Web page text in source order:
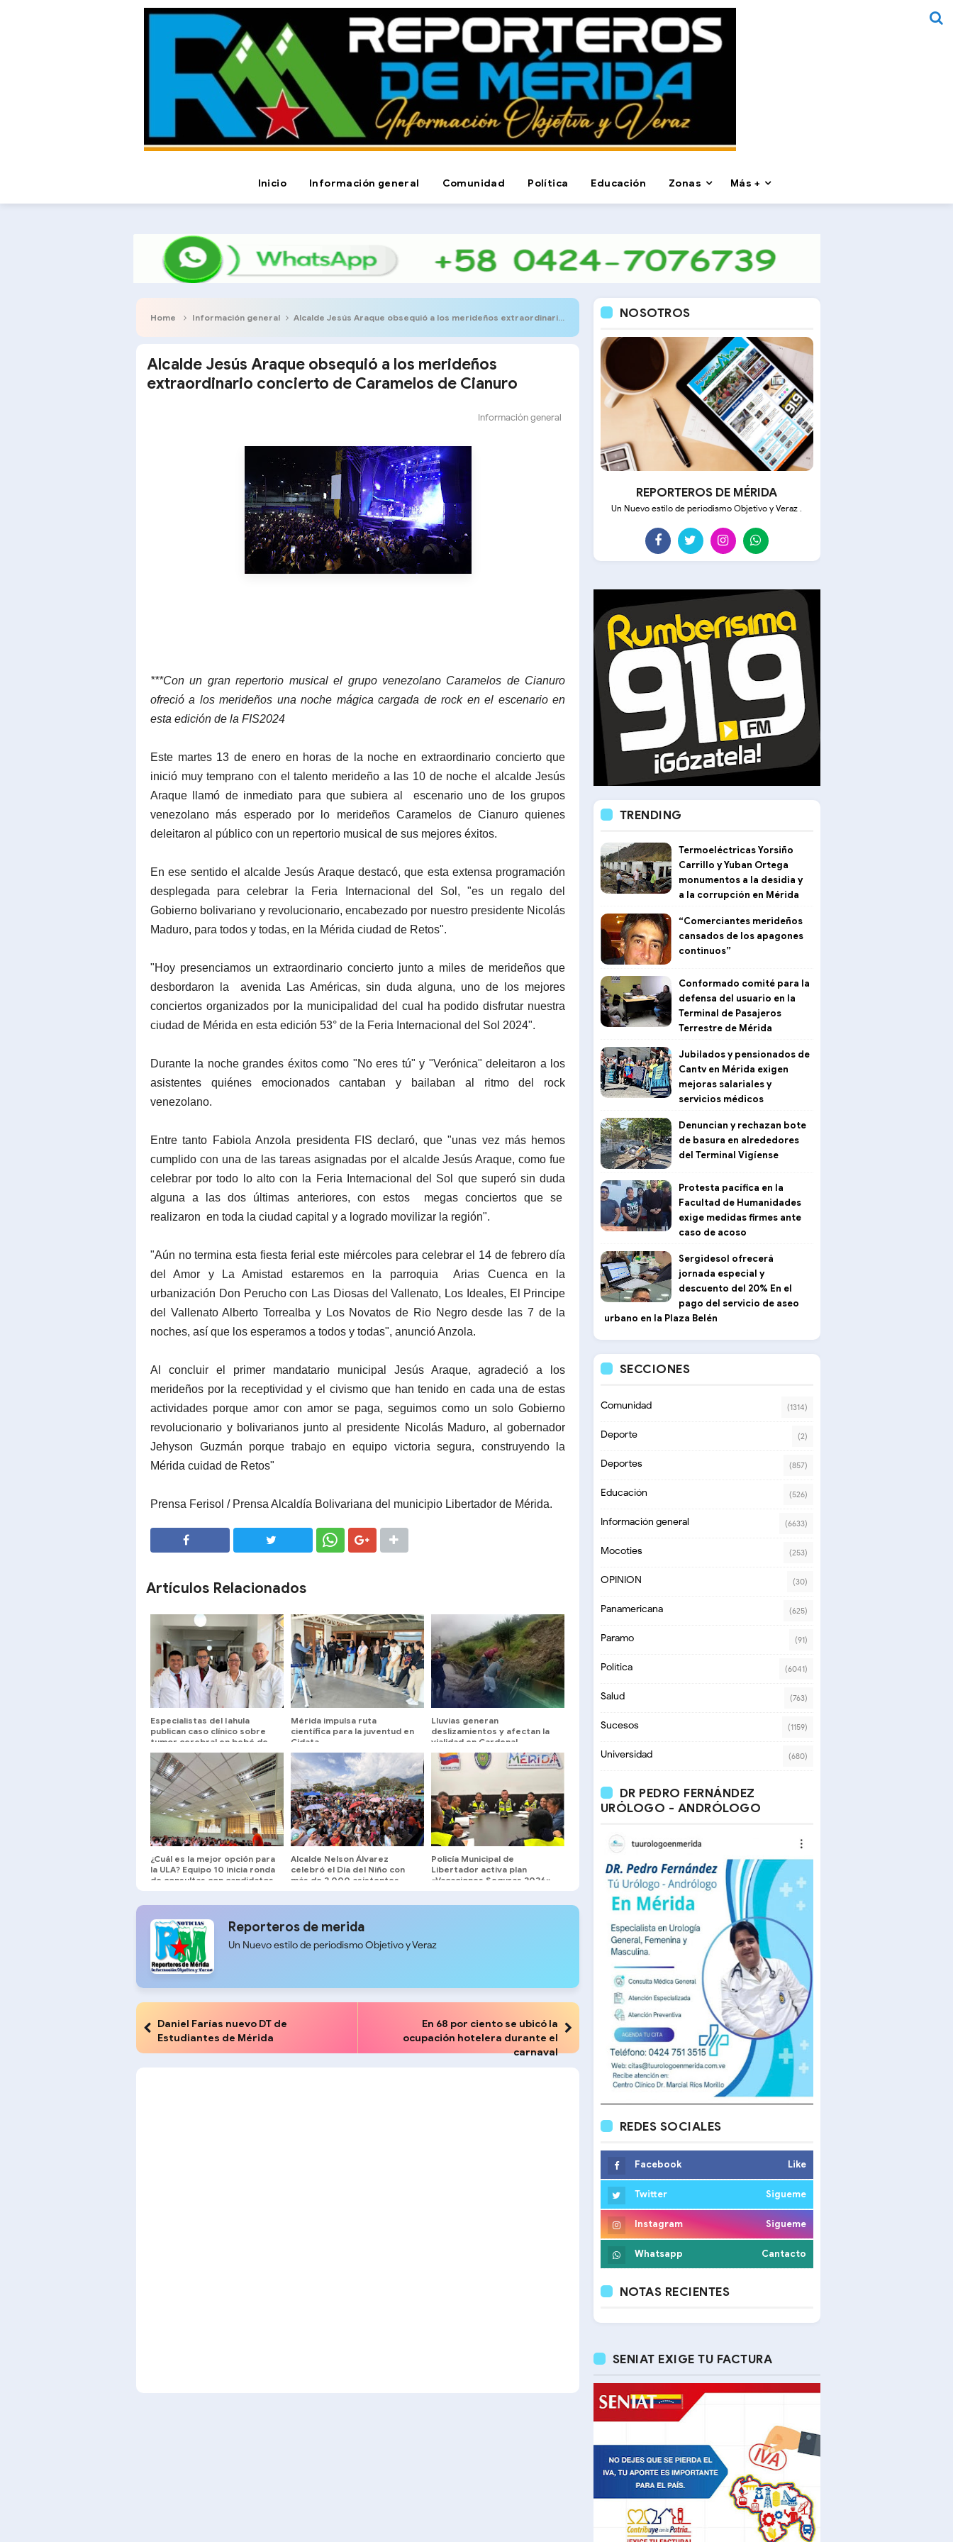
Inicio Información general Comunidad Política Educación Zonas Más +
Home Información general Alcalde Jesús Araque obsequió a los merideños extraordinario concierto de Caramelos de Cianuro
Alcalde Jesús Araque obsequió a los merideños
extraordinario concierto de Caramelos de Cianuro
Información general
***Con un gran repertorio musical el grupo venezolano Caramelos de Cianuro
ofreció a los merideños una noche mágica cargada de rock en el escenario en
esta edición de la FIS2024
Este martes 13 de enero en horas de la noche en extraordinario concierto que
inició muy temprano con el talento merideño a las 10 de noche el alcalde Jesús
Araque llamó de inmediato para que subiera al escenario uno de los grupos
venezolano más esperado por lo merideños Caramelos de Cianuro quienes
deleitaron al público con un repertorio musical de sus mejores éxitos.
En ese sentido el alcalde Jesús Araque destacó, que esta extensa programación
desplegada para celebrar la Feria Internacional del Sol, "es un regalo del
Gobierno bolivariano y revolucionario, encabezado por nuestro presidente Nicolás
Maduro, para todos y todas, en la Mérida ciudad de Retos".
"Hoy presenciamos un extraordinario concierto junto a miles de merideños que
desbordaron la avenida Las Américas, sin duda alguna, uno de los mejores
conciertos organizados por la municipalidad del cual ha podido disfrutar nuestra
ciudad de Mérida en esta edición 53° de la Feria Internacional del Sol 2024".
Durante la noche grandes éxitos como "No eres tú" y "Verónica" deleitaron a los
asistentes quiénes emocionados cantaban y bailaban al ritmo del rock
venezolano.
Entre tanto Fabiola Anzola presidenta FIS declaró, que "unas vez más hemos
cumplido con una de las tareas asignadas por el alcalde Jesús Araque, como fue
celebrar por todo lo alto con la Feria Internacional del Sol que superó sin duda
alguna a las dos últimas anteriores, con estos megas conciertos que se
realizaron en toda la ciudad capital y a logrado movilizar la región".
"Aún no termina esta fiesta ferial este miércoles para celebrar el 14 de febrero día
del Amor y La Amistad estaremos en la parroquia Arias Cuenca en la
urbanización Don Perucho con Las Diosas del Vallenato, Los Ideales, El Principe
del Vallenato Alberto Torrealba y Los Novatos de Rio Negro desde las 7 de la
noches, así que los esperamos a todos y todas", anunció Anzola.
Al concluir el primer mandatario municipal Jesús Araque, agradeció a los
merideños por la receptividad y el civismo que han tenido en cada una de estas
actividades porque amor con amor se paga, seguimos como un solo Gobierno
revolucionario y bolivarianos junto al presidente Nicolás Maduro, al gobernador
Jehyson Guzmán porque trabajo en equipo victoria segura, construyendo la
Mérida cuidad de Retos"
Prensa Ferisol / Prensa Alcaldía Bolivariana del municipio Libertador de Mérida.
Artículos Relacionados
Especialistas del Iahula
publican caso clínico sobre
tumor cerebral en bebé de
cuatro meses
Mérida impulsa ruta
científica para la juventud en
Cidata
Lluvias generan
deslizamientos y afectan la
vialidad en Cardenal
Quintero
¿Cuál es la mejor opción para
la ULA? Equipo 10 inicia ronda
de consultas con candidatos
Alcalde Nelson Álvarez
celebró el Día del Niño con
más de 2.000 asistentes
Policía Municipal de
Libertador activa plan
«Vacaciones Seguras 2026»
Reporteros de merida
Un Nuevo estilo de periodismo Objetivo y Veraz
Daniel Farías nuevo DT de
Estudiantes de Mérida
En 68 por ciento se ubicó la
ocupación hotelera durante el
carnaval
NOSOTROS
REPORTEROS DE MÉRIDA
Un Nuevo estilo de periodismo Objetivo y Veraz .
TRENDING
Termoeléctricas Yorsiño
Carrillo y Yuban Ortega
monumentos a la desidia y
a la corrupción en Mérida
“Comerciantes merideños
cansados de los apagones
continuos”
Conformado comité para la
defensa del usuario en la
Terminal de Pasajeros
Terrestre de Mérida
Jubilados y pensionados de
Cantv en Mérida exigen
mejoras salariales y
servicios médicos
Denuncian y rechazan bote
de basura en alrededores
del Terminal Vigíense
Protesta pacífica en la
Facultad de Humanidades
exige medidas firmes ante
caso de acoso
Sergidesol ofrecerá
jornada especial y
descuento del 20% En el
pago del servicio de aseo
urbano en la Plaza Belén
SECCIONES
Comunidad (1314)
Deporte (2)
Deportes (857)
Educación (526)
Información general (6633)
Mocoties (253)
OPINION (30)
Panamericana (625)
Paramo (91)
Política (6041)
Salud (763)
Sucesos (1159)
Universidad (680)
DR PEDRO FERNÁNDEZ
URÓLOGO - ANDRÓLOGO
REDES SOCIALES
Facebook Like
Twitter Sigueme
Instagram Sigueme
Whatsapp Cantacto
NOTAS RECIENTES
SENIAT EXIGE TU FACTURA